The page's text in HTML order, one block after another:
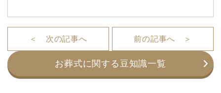
＜ 次の記事へ
お葬式に関する豆知識一覧
前の記事へ ＞